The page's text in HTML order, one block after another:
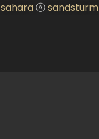
saharaⒶsandsturm